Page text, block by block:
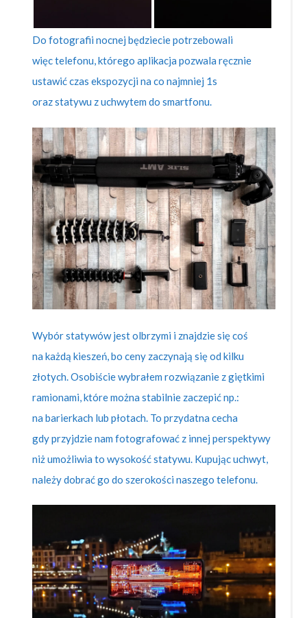
Do fotografii nocnej będziecie potrzebowali
więc telefonu, którego aplikacja pozwala ręcznie
ustawić czas ekspozycji na co najmniej 1s
oraz statywu z uchwytem do smartfonu.
Wybór statywów jest olbrzymi i znajdzie się coś
na każdą kieszeń, bo ceny zaczynają się od kilku
złotych. Osobiście wybrałem rozwiązanie z giętkimi
ramionami, które można stabilnie zaczepić np.:
na barierkach lub płotach. To przydatna cecha
gdy przyjdzie nam fotografować z innej perspektywy
niż umożliwia to wysokość statywu. Kupując uchwyt,
należy dobrać go do szerokości naszego telefonu.